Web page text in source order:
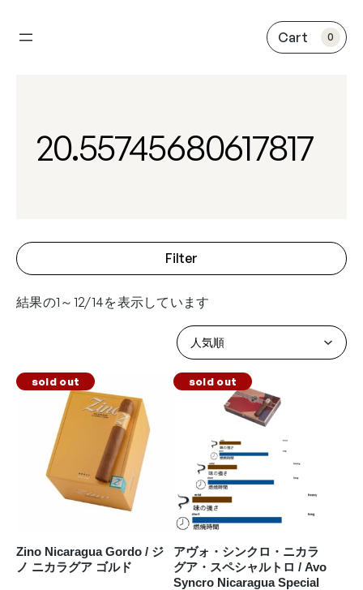
容
0
20.55745680617817
Filter
結果の1～12/14を表示しています
sold out
Zino Nicaragua Gordo / ジ
ノ ニカラグア ゴルド
sold out
アヴォ・シンクロ・ニカラ
グア・スペシャルトロ / Avo
Syncro Nicaragua Special